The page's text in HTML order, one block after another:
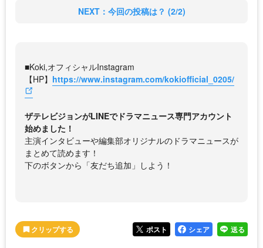
NEXT：今回の投稿は？ (2/2)
■Koki,オフィシャルInstagram
【HP】 https://www.instagram.com/kokiofficial_0205/
ザテレビジョンがLINEでドラマニュース専門アカウント
始めました！
主演インタビューや編集部オリジナルのドラマニュースが
まとめて読めます！
下のボタンから「友だち追加」しよう！
ポスト シェア 送る